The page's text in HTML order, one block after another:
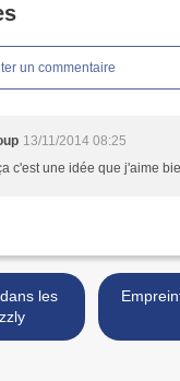
un commentaire
13/11/2014 08:25
c'est une idée que j'aime